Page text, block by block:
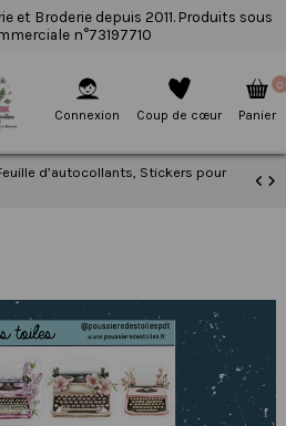
et Broderie depuis 2011. Produits sous
n°73197710
Connexion Coup de cœur
0
Panier
d’autocollants, Stickers pour